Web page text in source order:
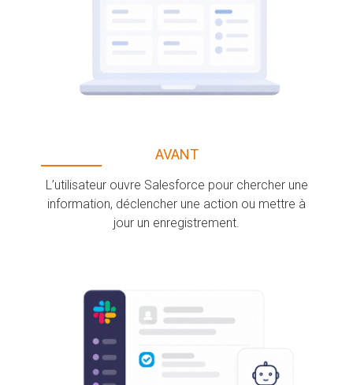
AVANT
L’utilisateur ouvre Salesforce pour chercher une
information, déclencher une action ou mettre à
jour un enregistrement.